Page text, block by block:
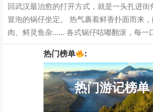
回武汉最治愈的打开方式，就是一头扎进
冒泡的锅仔坐定。 热气裹着鲜香扑面而来
肉、鲜灵鱼杂…… 各式锅仔咕嘟翻滚，每一
热门榜单 :
热门游记榜单